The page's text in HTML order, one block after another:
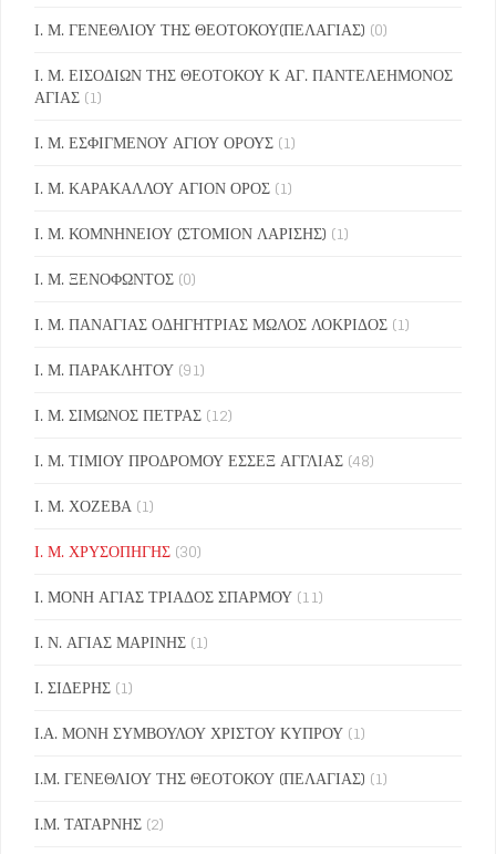
Ι. Μ. ΓΕΝΕΘΛΙΟΥ ΤΗΣ ΘΕΟΤΟΚΟΥ(ΠΕΛΑΓΙΑΣ) (0)
Ι. Μ. ΕΙΣΟΔΙΩΝ ΤΗΣ ΘΕΟΤΟΚΟΥ Κ ΑΓ. ΠΑΝΤΕΛΕΗΜΟΝΟΣ
ΑΓΙΑΣ (1)
Ι. Μ. ΕΣΦΙΓΜΕΝΟΥ ΑΓΙΟΥ ΟΡΟΥΣ (1)
Ι. Μ. ΚΑΡΑΚΑΛΛΟΥ ΑΓΙΟΝ ΟΡΟΣ (1)
Ι. Μ. ΚΟΜΝΗΝΕΙΟΥ (ΣΤΟΜΙΟΝ ΛΑΡΙΣΗΣ) (1)
Ι. Μ. ΞΕΝΟΦΩΝΤΟΣ (0)
Ι. Μ. ΠΑΝΑΓΙΑΣ ΟΔΗΓΗΤΡΙΑΣ ΜΩΛΟΣ ΛΟΚΡΙΔΟΣ (1)
Ι. Μ. ΠΑΡΑΚΛΗΤΟΥ (91)
Ι. Μ. ΣΙΜΩΝΟΣ ΠΕΤΡΑΣ (12)
Ι. Μ. ΤΙΜΙΟΥ ΠΡΟΔΡΟΜΟΥ ΕΣΣΕΞ ΑΓΓΛΙΑΣ (48)
Ι. Μ. ΧΟΖΕΒΑ (1)
Ι. Μ. ΧΡΥΣΟΠΗΓΗΣ (30)
Ι. ΜΟΝΗ ΑΓΙΑΣ ΤΡΙΑΔΟΣ ΣΠΑΡΜΟΥ (11)
Ι. Ν. ΑΓΙΑΣ ΜΑΡΙΝΗΣ (1)
Ι. ΣΙΔΕΡΗΣ (1)
Ι.Α. ΜΟΝΗ ΣΥΜΒΟΥΛΟΥ ΧΡΙΣΤΟΥ ΚΥΠΡΟΥ (1)
Ι.Μ. ΓΕΝΕΘΛΙΟΥ ΤΗΣ ΘΕΟΤΟΚΟΥ (ΠΕΛΑΓΙΑΣ) (1)
Ι.Μ. ΤΑΤΑΡΝΗΣ (2)